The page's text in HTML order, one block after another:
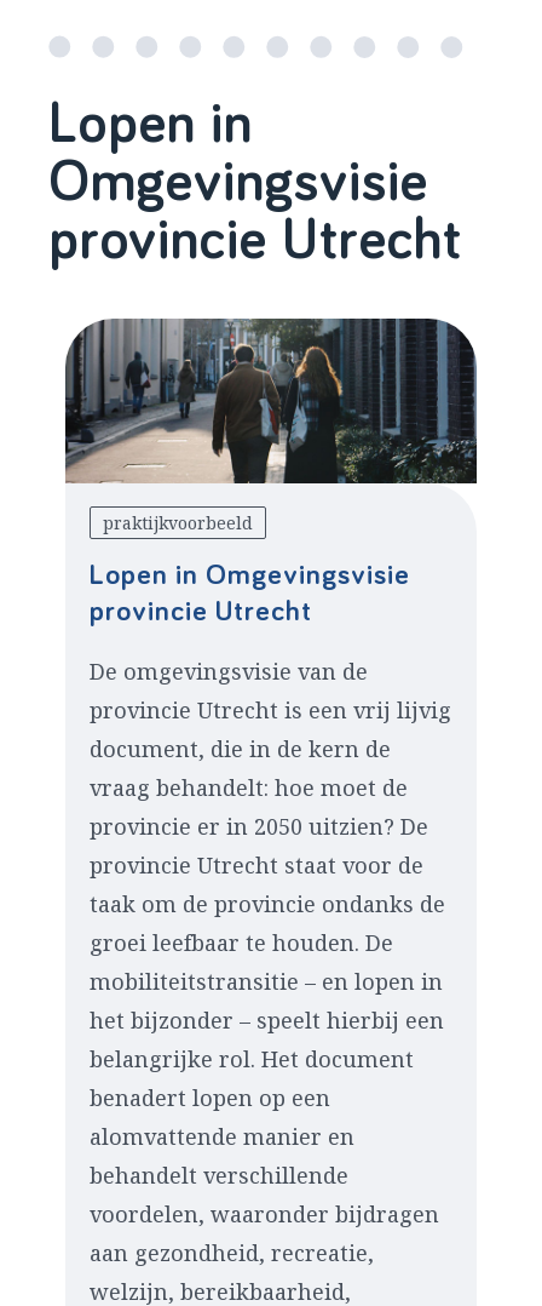
Lopen in
Omgevingsvisie
provincie Utrecht
praktijkvoorbeeld
Lopen in Omgevingsvisie
provincie Utrecht
De omgevingsvisie van de
provincie Utrecht is een vrij lijvig
document, die in de kern de
vraag behandelt: hoe moet de
provincie er in 2050 uitzien? De
provincie Utrecht staat voor de
taak om de provincie ondanks de
groei leefbaar te houden. De
mobiliteitstransitie – en lopen in
het bijzonder – speelt hierbij een
belangrijke rol. Het document
benadert lopen op een
alomvattende manier en
behandelt verschillende
voordelen, waaronder bijdragen
aan gezondheid, recreatie,
welzijn, bereikbaarheid,